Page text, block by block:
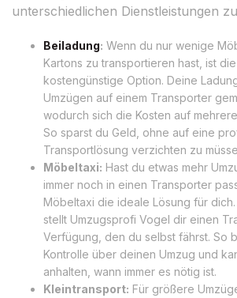
unterschiedlichen Dienstleistungen
Beiladung: Wenn du nur wenige
Kartons zu transportieren hast, ist
kostengünstige Option. Deine
Umzügen auf einem Transporter
wodurch sich die Kosten auf
So sparst du Geld, ohne auf eine
Transportlösung verzichten zu
Möbeltaxi: Hast du etwas mehr
immer noch in einen Transporter
Möbeltaxi die ideale Lösung für
stellt Umzugsprofi Vogel dir einen
Verfügung, den du selbst fährst. So
Kontrolle über deinen Umzug und
anhalten, wann immer es nötig ist.
Kleintransport: Für größere